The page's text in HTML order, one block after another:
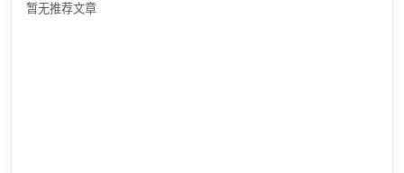
暂无推荐文章